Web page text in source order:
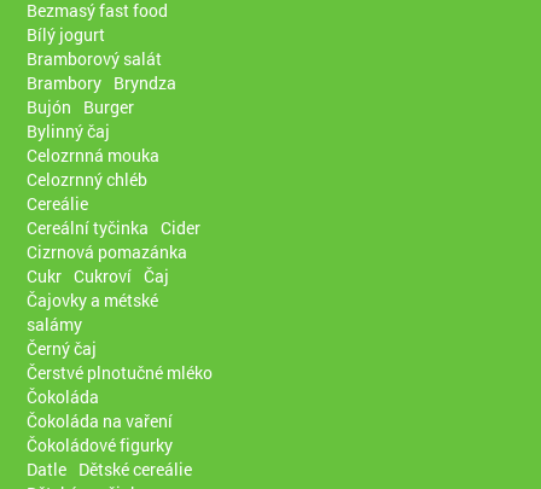
Bezmasý fast food
Bílý jogurt
Bramborový salát
Brambory Bryndza
Bujón
Burger
Bylinný čaj
Celozrnná mouka
Celozrnný chléb
Cereálie
Cereální tyčinka Cider
Cizrnová pomazánka
Cukr Cukroví Čaj
Čajovky a métské
salámy
Černý čaj
Čerstvé plnotučné mléko
Čokoláda
Čokoláda na vaření
Čokoládové figurky
Datle Dětské cereálie